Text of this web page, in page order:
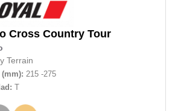
Cross Country Tour
Terrain
215 -275
T